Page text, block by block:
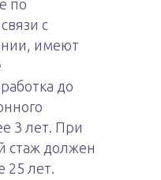
по
с
имеют
до
3 лет. При
стаж должен
25 лет.